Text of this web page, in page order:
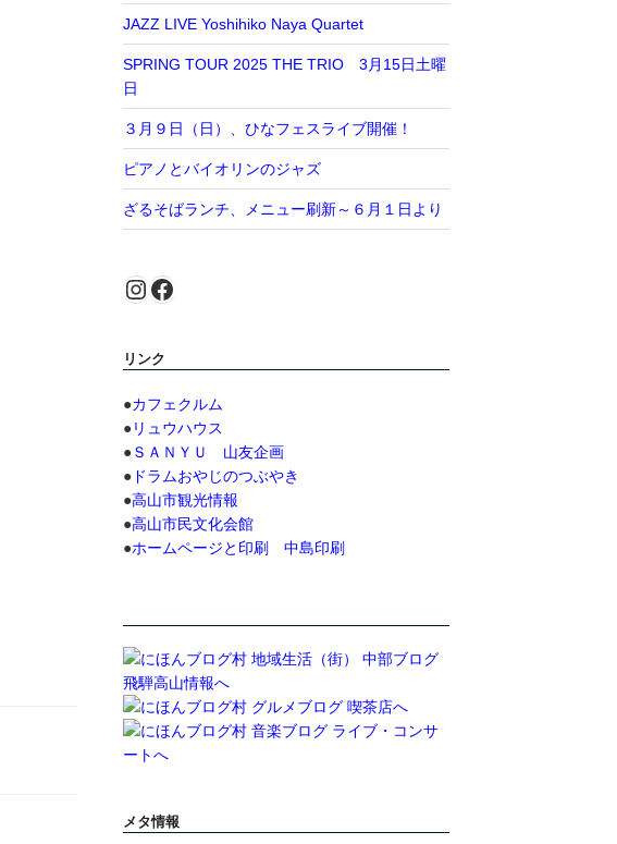
JAZZ LIVE Yoshihiko Naya Quartet
SPRING TOUR 2025 THE TRIO 3月15日土曜
日
３月９日（日）、ひなフェスライブ開催！
ピアノとバイオリンのジャズ
ざるそばランチ、メニュー刷新～６月１日より
Instagram
Facebook
リンク
●カフェクルム
●リュウハウス
●ＳＡＮＹＵ 山友企画
●ドラムおやじのつぶやき
●高山市観光情報
●高山市民文化会館
●ホームページと印刷 中島印刷
メタ情報